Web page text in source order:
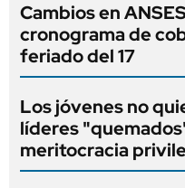
Cambios en
cronograma de
feriado del 17
Los jóvenes no
líderes
meritocracia